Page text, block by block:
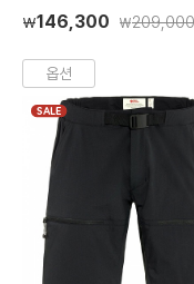
₩146,300 ₩209,000
옵션
SALE